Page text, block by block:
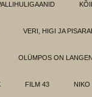
VERI, HIGI JA
OLÜMPOS ON
FILM 43 NIKO